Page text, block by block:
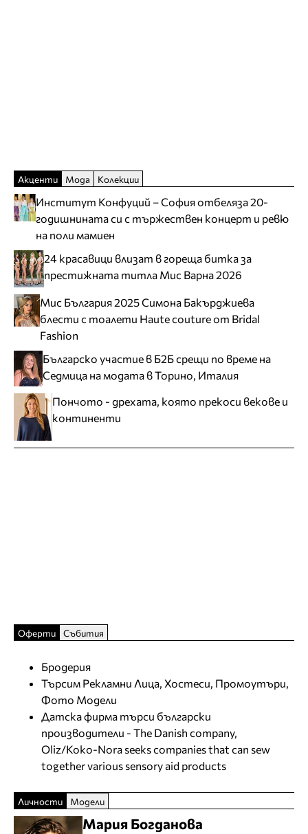
Акценти Мода Колекции
Институт Конфуций – София отбеляза 20-
годишнината си с тържествен концерт и ревю
на поли мамиен
24 красавици влизат в гореща битка за
престижната титла Мис Варна 2026
Мис България 2025 Симона Бакърджиева
блести с тоалети Haute couture от Bridal
Fashion
Българско участие в Б2Б срещи по време на
Седмица на модата в Торино, Италия
Пончото - дрехата, която прекоси векове и
континенти
Оферти Събития
Бродерия
Търсим Рекламни Лица, Хостеси, Промоутъри,
Фото Модели
Датска фирма търси български
производители - The Danish company,
Oliz/Koko-Nora seeks companies that can sew
together various sensory aid products
Личности Модели
Мария Богданова